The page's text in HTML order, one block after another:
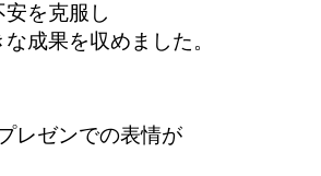
を克服し
成果を収めました。
レゼンでの表情が